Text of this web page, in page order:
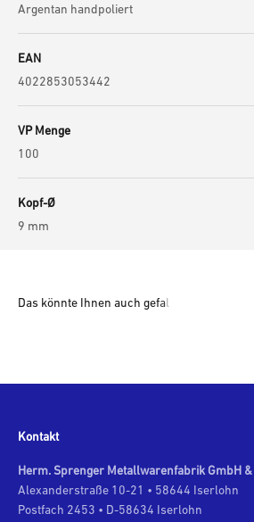
Argentan handpoliert
EAN
4022853053442
VP Menge
100
Kopf-Ø
9 mm
Kontakt
Herm. Sprenger Metallwarenfabrik GmbH &
Alexanderstraße 10-21 • 58644 Iserlohn
Postfach 2453 • D-58634 Iserlohn